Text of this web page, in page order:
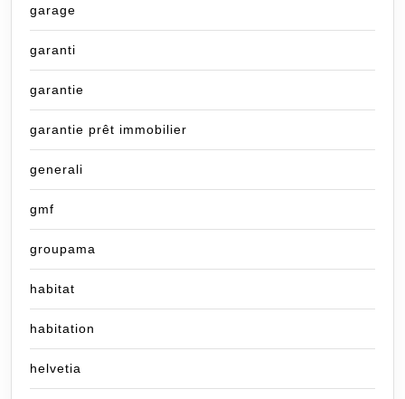
garage
garanti
garantie
garantie prêt immobilier
generali
gmf
groupama
habitat
habitation
helvetia